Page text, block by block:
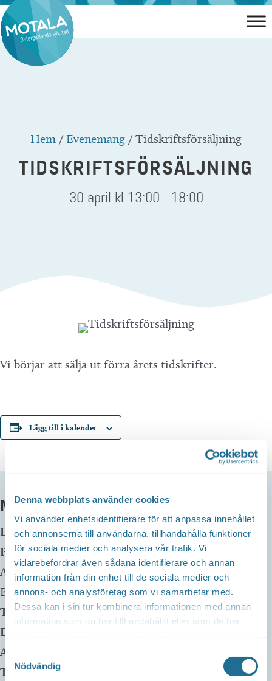
Denna webbplats använder cookies
Vi använder enhetsidentifierare för att anpassa innehållet
och annonserna till användarna, tillhandahålla funktioner
för sociala medier och analysera vår trafik. Vi
vidarebefordrar även sådana identifierare och annan
information från din enhet till de sociala medier och
annons- och analysföretag som vi samarbetar med.
Dessa kan i sin tur kombinera informationen med annan
information som du har tillhandahållit eller som de har
Samtyckesval
Nödvändig
Hoppa
till
innehåll
Hem /Evenemang /Tidskriftsförsäljning
TIDSKRIFTSFÖRSÄLJNING
30 april kl 13:00 - 18:00
Vi börjar att sälja ut förra årets tidskrifter.
Lägg till i kalender
MER INFO
Datum: 30 april kl 13:00-18:00
Plats:Borensbergs Bibliotek
Adress:
Husbyvägen 13
Borensberg, 59175
Telefon: 0141-22 58 75
E-mail:
Arrangör:
Telefonnummer arrangör: